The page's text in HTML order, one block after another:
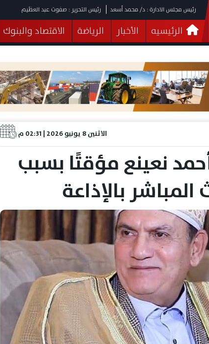
رئيس مجلس الادارة : د/ محمد أسعد رئيس التحرير : صفوت عبد العظيم
الرئيسيه الأخبار الرياضة الاقتصاد والبنوك
فيديوهات
البرلمان صحة الثقافة خدمات
الاثنين 8 يونيو 2026 | 02:31 م
نعينع مؤقتًا بسبب
بالإذاعة